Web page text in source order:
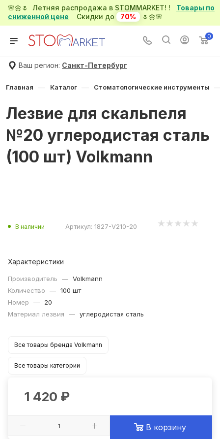
🌸🌼🌷 Летняя распродажа в STOMMARKET! ! Товары по
сниженной цене Скидки до 70% 🌷🌼🌸
0
Ваш регион: Санкт-Петербург
Главная — Каталог — Стоматологические инструменты
Лезвие для скальпеля
№20 углеродистая сталь
(100 шт) Volkmann
В наличии Артикул: 1827-V210-20
Характеристики
Производитель — Volkmann
Количество
— 100 шт
Номер
—
20
Материал лезвия
— углеродистая сталь
Все товары бренда Volkmann
Все товары категории
1 420 ₽
В корзину